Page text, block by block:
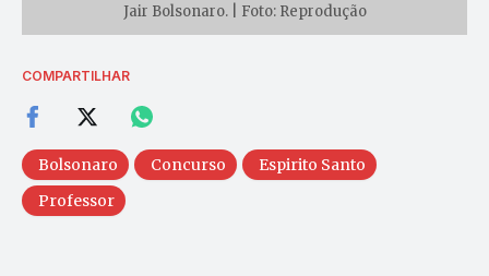
Jair Bolsonaro. | Foto: Reprodução
COMPARTILHAR
Bolsonaro Concurso
Espirito Santo
Professor